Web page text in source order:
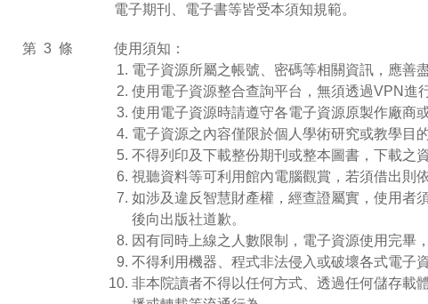
電子期刊、電子書等皆受本須知規範。
第 3 條
使用須知：
電子資源所屬之帳號、密碼等相關資訊，應善
使用電子資源整合查詢平台，無須透過VPN進
使用電子資源時請遵守各電子資源原製作廠商
電子資源之內容僅限於個人學術研究或教學目
不得列印及下載整份期刊或整本圖書，下載之
視聽資料等可利用館內電腦觀賞，若須借出則
如涉及違反智慧財產權，經查證屬實，使用者
後向出版社道歉。
因有同時上線之人數限制，電子資源使用完畢
不得利用機器、程式非法侵入或破壞各式電子資
非本院讀者不得以任何方式、透過任何儲存載